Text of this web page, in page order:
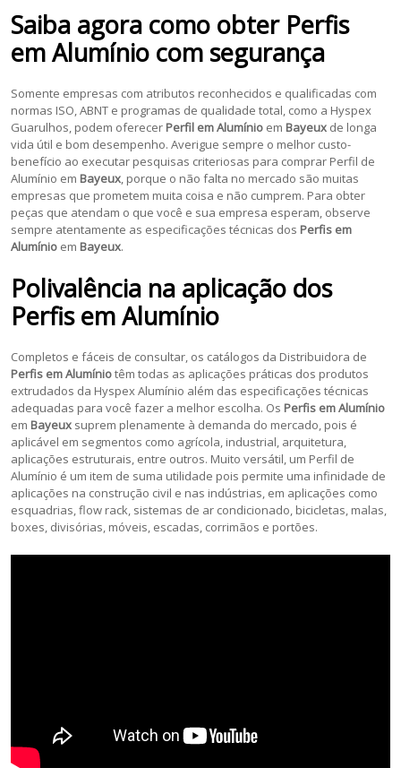
Saiba agora como obter Perfis
em Alumínio com segurança
Somente empresas com atributos reconhecidos e qualificadas com
normas ISO, ABNT e programas de qualidade total, como a Hyspex
Guarulhos, podem oferecer Perfil em Alumínio em Bayeux de longa
vida útil e bom desempenho. Averigue sempre o melhor custo-
benefício ao executar pesquisas criteriosas para comprar Perfil de
Alumínio em Bayeux, porque o não falta no mercado são muitas
empresas que prometem muita coisa e não cumprem. Para obter
peças que atendam o que você e sua empresa esperam, observe
sempre atentamente as especificações técnicas dos Perfis em
Alumínio em Bayeux.
Polivalência na aplicação dos
Perfis em Alumínio
Completos e fáceis de consultar, os catálogos da Distribuidora de
Perfis em Alumíniotêm todas as aplicações práticas dos produtos
extrudados da Hyspex Alumínio além das especificações técnicas
adequadas para você fazer a melhor escolha. Os Perfis em Alumínio
em Bayeux suprem plenamente à demanda do mercado, pois é
aplicável em segmentos como agrícola, industrial, arquitetura,
aplicações estruturais, entre outros. Muito versátil, um Perfil de
Alumínio é um item de suma utilidade pois permite uma infinidade de
aplicações na construção civil e nas indústrias, em aplicações como
esquadrias, flow rack, sistemas de ar condicionado, bicicletas, malas,
boxes, divisórias, móveis, escadas, corrimãos e portões.